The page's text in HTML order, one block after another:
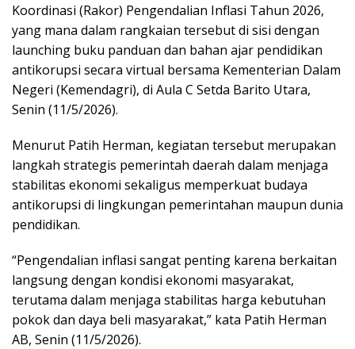
Koordinasi (Rakor) Pengendalian Inflasi Tahun 2026,
yang mana dalam rangkaian tersebut di sisi dengan
launching buku panduan dan bahan ajar pendidikan
antikorupsi secara virtual bersama Kementerian Dalam
Negeri (Kemendagri), di Aula C Setda Barito Utara,
Senin (11/5/2026).
Menurut Patih Herman, kegiatan tersebut merupakan
langkah strategis pemerintah daerah dalam menjaga
stabilitas ekonomi sekaligus memperkuat budaya
antikorupsi di lingkungan pemerintahan maupun dunia
pendidikan.
“Pengendalian inflasi sangat penting karena berkaitan
langsung dengan kondisi ekonomi masyarakat,
terutama dalam menjaga stabilitas harga kebutuhan
pokok dan daya beli masyarakat,” kata Patih Herman
AB, Senin (11/5/2026).